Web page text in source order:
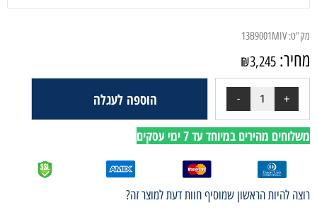
מק"ט: 13B9001MIV
מחיר: ₪3,245
הוספה לעגלה
משלוחים מהירים במיוחד עד 7 ימי עסקים
רוצה להיות הראשון שמוסיף חוות דעת למוצר זה?